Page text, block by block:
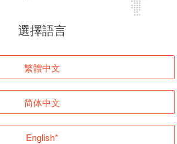
頁面無法顯示
登入
返回首頁
選擇語言
繁體中文
简体中文
English*